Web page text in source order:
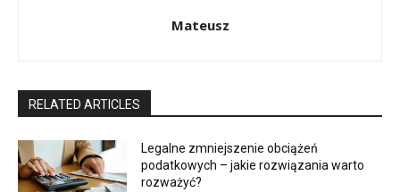
Mateusz
RELATED ARTICLES
Legalne zmniejszenie obciążeń
podatkowych – jakie rozwiązania warto
rozważyć?